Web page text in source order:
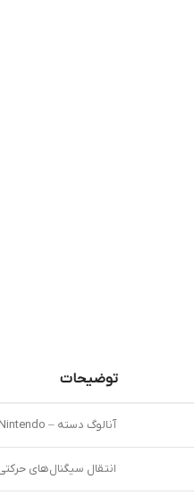
توضیحات
آنالوگ دسته – Nintendo
انتقال سیگنال‌های